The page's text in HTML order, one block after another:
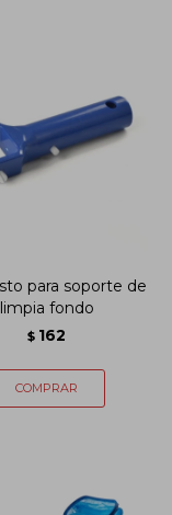
para soporte de
limpia fondo
$ 162